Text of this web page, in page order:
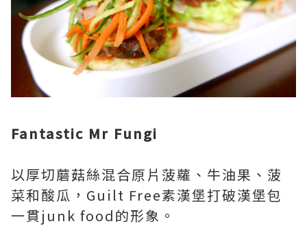
Fantastic Mr Fungi
以厚切蘑菇絲混合原片菠蘿、牛油果、菠
菜和酸瓜，Guilt Free素漢堡打破漢堡包
一貫junk food的形象。